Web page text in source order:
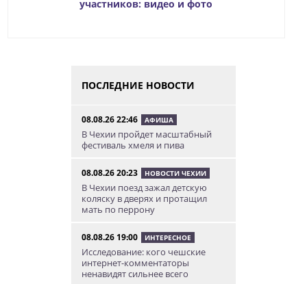
участников: видео и фото
ПОСЛЕДНИЕ НОВОСТИ
08.08.26 22:46 АФИША
В Чехии пройдет масштабный
фестиваль хмеля и пива
08.08.26 20:23 НОВОСТИ ЧЕХИИ
В Чехии поезд зажал детскую
коляску в дверях и протащил
мать по перрону
08.08.26 19:00 ИНТЕРЕСНОЕ
Исследование: кого чешские
интернет-комментаторы
ненавидят сильнее всего